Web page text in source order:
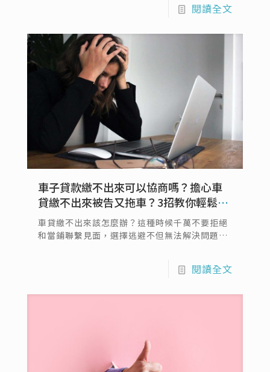
疑惑，其實嘉義汽車借錢是現在最流行的借款方
如果您也對於嘉義借錢有興趣，就一起看下去
吧！
閱讀全文
車子貸款繳不出來可以協商嗎？擔心車
貸繳不出來被告又拖車？3招教你輕鬆解
決舊債
車貸繳不出來該怎麼辦？這種時候千萬不要拒絕
和當鋪聯繫見面，選擇逃避不但無法解決問題還
貸款整合或向當鋪借款，或是如實告知借款方，
相信當鋪在您坦然告知時也可以給予體諒，適度
閱讀全文